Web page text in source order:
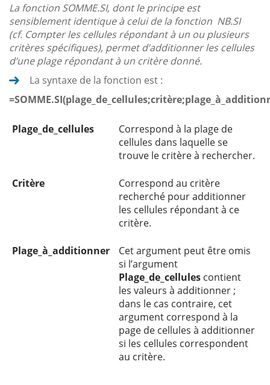
La fonction SOMME.SI, dont le principe est
sensiblement identique à celui de la fonction NB.SI
(cf. Compter les cellules répondant à un ou plusieurs
critères spécifiques), permet d’additionner les cellules
d’une plage répondant à un critère donné.
La syntaxe de la fonction est :
Plage_de_cellules
Correspond à la plage de
cellules dans laquelle se
trouve le critère à rechercher.
Critère
Correspond au critère
recherché pour additionner
les cellules répondant à ce
critère.
Plage_à_additionner
Cet argument peut être omis
si l’argument
Plage_de_cellules contient
les valeurs à additionner ;
dans le cas contraire, cet
argument correspond à la
page de cellules à additionner
si les cellules correspondent
au critère.